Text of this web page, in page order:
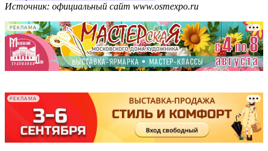
Источник: официальный сайт www.osmexpo.ru
РЕКЛАМА
РЕКЛАМА